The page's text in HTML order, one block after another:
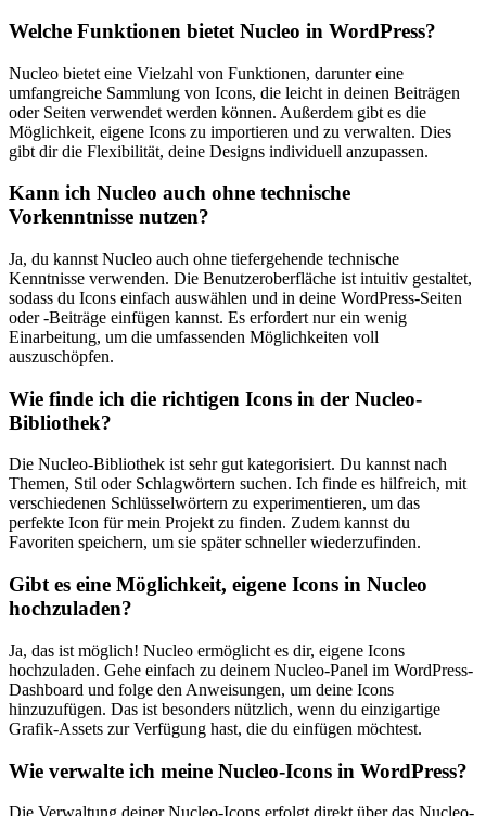
Welche Funktionen bietet Nucleo in WordPress?
Nucleo bietet ⁢eine ⁤Vielzahl von Funktionen, darunter eine
umfangreiche Sammlung ‌von Icons, die leicht in deinen⁣ Beiträgen
⁣oder Seiten verwendet werden können. Außerdem gibt es die‌
Möglichkeit,⁤ eigene ‍Icons zu ⁤importieren‍ und zu verwalten. Dies
gibt dir die ​Flexibilität, deine Designs individuell anzupassen.
Kann​ ich Nucleo ‌auch ohne ⁣technische
Vorkenntnisse ⁤nutzen?
Ja,⁢ du kannst Nucleo auch ‌ohne tiefergehende technische
Kenntnisse verwenden. Die Benutzeroberfläche ist intuitiv gestaltet,
sodass ​du Icons einfach auswählen ‍und in ⁤deine WordPress-Seiten
oder -Beiträge‌ einfügen kannst. Es ⁣erfordert nur ein wenig
Einarbeitung,‌ um die umfassenden Möglichkeiten voll
‍auszuschöpfen.
Wie finde ich die richtigen⁣ Icons in der ‍Nucleo-
Bibliothek?
Die Nucleo-Bibliothek ist sehr gut kategorisiert. Du kannst nach
Themen,​ Stil oder Schlagwörtern⁣ suchen. Ich finde es hilfreich, mit
verschiedenen ‌Schlüsselwörtern zu experimentieren, um⁣ das
‍perfekte Icon für mein ‍Projekt zu finden. Zudem kannst​ du
Favoriten⁢ speichern, um⁣ sie⁣ später schneller ‍wiederzufinden.
Gibt es eine⁢ Möglichkeit, eigene Icons in Nucleo
⁣hochzuladen?
Ja, das ist möglich! Nucleo⁤ ermöglicht es dir, ‌eigene‍ Icons
hochzuladen.⁤ Gehe einfach zu deinem Nucleo-Panel im ‍WordPress-
Dashboard und folge ⁤den Anweisungen, um deine Icons
hinzuzufügen.⁢ Das ist besonders nützlich, ⁤wenn du einzigartige
Grafik-Assets zur‌ Verfügung hast, ​die du einfügen möchtest.
Wie verwalte ich meine⁣ Nucleo-Icons in WordPress?